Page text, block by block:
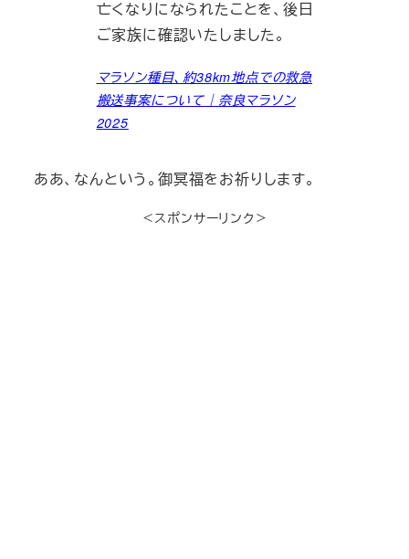
亡くなりになられたことを、後日
ご家族に確認いたしました。
マラソン種目、約38km地点での救急
搬送事案について｜奈良マラソン
2025
ああ、なんという。御冥福をお祈りします。
＜スポンサーリンク＞